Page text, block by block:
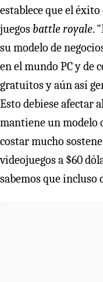
establece que el
juegos battle royale.
su modelo de
en el mundo PC y de
gratuitos y aún así
Esto debiese afectar
mantiene un modelo
costar mucho
videojuegos a $60
sabemos que incluso